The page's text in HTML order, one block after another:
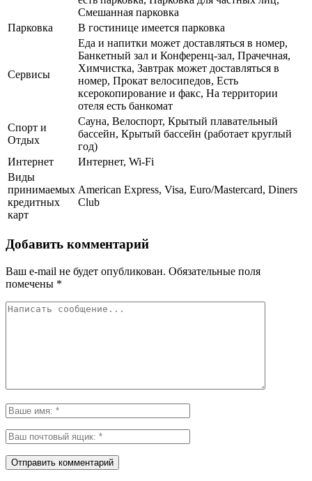
Смешанная парковка
Парковка
В гостинице имеется парковка
Сервисы
Еда и напитки может доставляться в номер,
Банкетный зал и Конференц-зал, Прачечная,
Химчистка, Завтрак может доставляться в
номер, Прокат велосипедов, Есть
ксерокопирование и факс, На территории
отеля есть банкомат
Спорт и
Отдых
Сауна, Велоспорт, Крытый плавательный
бассейн, Крытый бассейн (работает круглый
год)
Интернет
Интернет, Wi-Fi
Виды
принимаемых
кредитных
карт
American Express, Visa, Euro/Mastercard, Diners
Club
Добавить комментарий
Ваш e-mail не будет опубликован. Обязательные поля
помечены *